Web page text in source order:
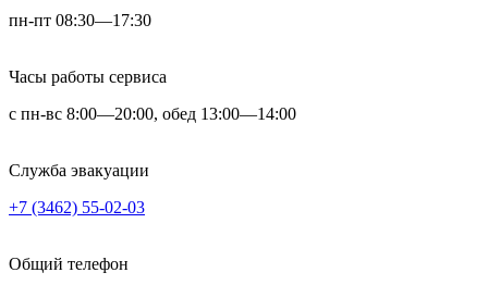
пн-пт 08:30—17:30
Часы работы сервиса
с пн-вс 8:00—20:00, обед 13:00—14:00
Служба эвакуации
+7 (3462) 55-02-03
Общий телефон